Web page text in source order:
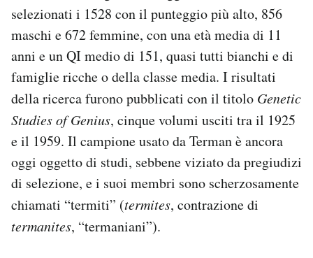
selezionati i 1528 con il punteggio più alto, 856
maschi e 672 femmine, con una età media di 11
anni e un QI medio di 151, quasi tutti bianchi e di
famiglie ricche o della classe media. I risultati
della ricerca furono pubblicati con il titolo Genetic
Studies of Genius, cinque volumi usciti tra il 1925
e il 1959. Il campione usato da Terman è ancora
oggi oggetto di studi, sebbene viziato da pregiudizi
di selezione, e i suoi membri sono scherzosamente
chiamati “termiti” (termites, contrazione di
termanites, “termaniani”).